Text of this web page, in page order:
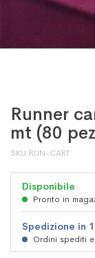
Runner
mt (80
SKU RUN-CART
Disponibile
Pronto in
Spedizione in
Ordini spediti